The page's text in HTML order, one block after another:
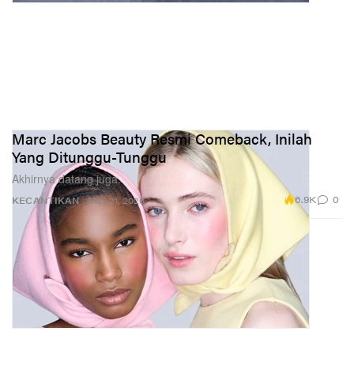
KECANTIKAN
Marc Jacobs Beauty Resmi Comeback, Inilah
Yang Ditunggu-Tunggu
Akhirnya datang juga.
May 21, 2026 6.9K 0